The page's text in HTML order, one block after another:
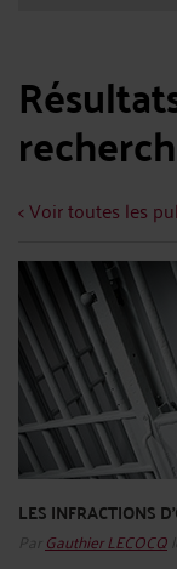
< Voir toutes les
LES INFRACTIONS
Par Gauthier LECOCQ